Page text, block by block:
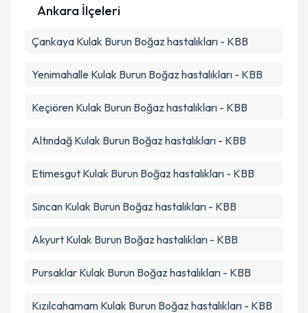
Ankara İlçeleri
Çankaya Kulak Burun Boğaz hastalıkları - KBB
Yenimahalle Kulak Burun Boğaz hastalıkları - KBB
Keçiören Kulak Burun Boğaz hastalıkları - KBB
Altındağ Kulak Burun Boğaz hastalıkları - KBB
Etimesgut Kulak Burun Boğaz hastalıkları - KBB
Sincan Kulak Burun Boğaz hastalıkları - KBB
Akyurt Kulak Burun Boğaz hastalıkları - KBB
Pursaklar Kulak Burun Boğaz hastalıkları - KBB
Kızılcahamam Kulak Burun Boğaz hastalıkları - KBB